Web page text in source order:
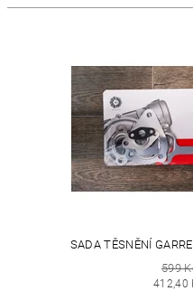
SADA TĚSNĚNÍ
599
412,40